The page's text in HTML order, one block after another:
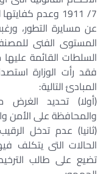
7/ 1911 وعدم
عن مسايرة التطور،
المستوى الفنى
السلطات القائمة
فقد رأت الوزارة
المبادئ التالية:
(أولا) تحديد الغرض
والمحافظة على الأمن
(ثانيا) عدم تدخل
الحالات التى يتكلف
تضيع على طالب